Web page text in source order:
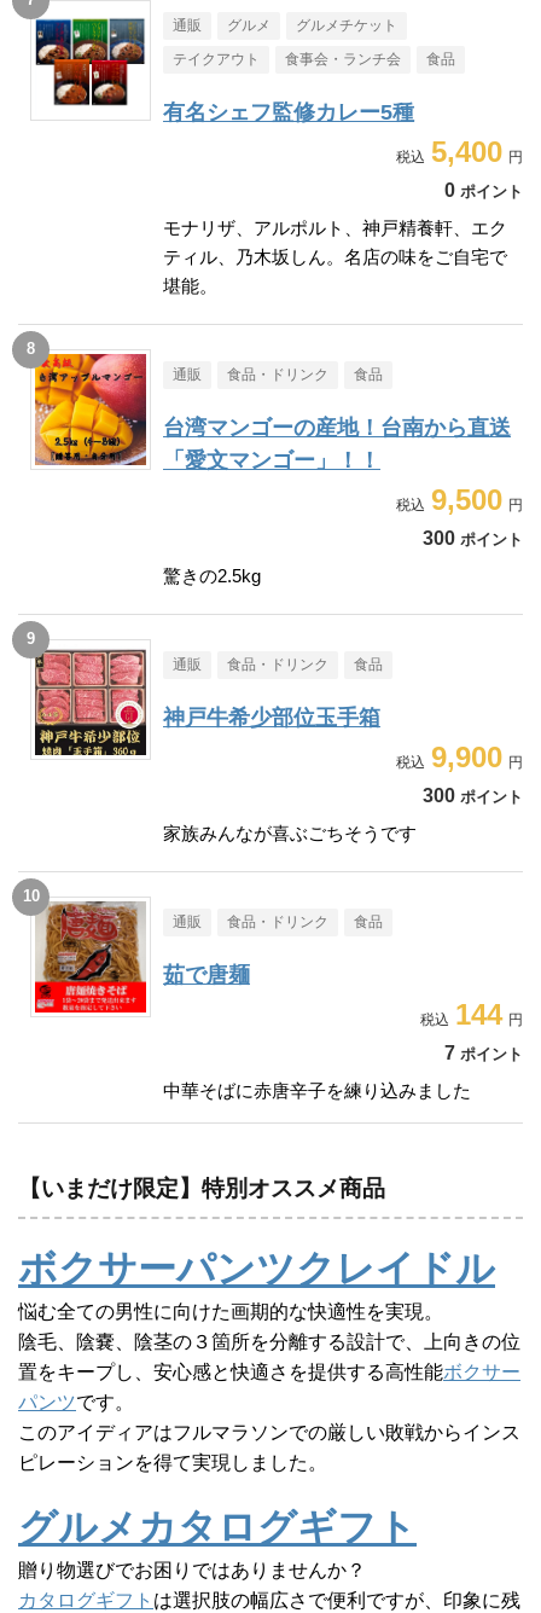
通販 グルメ グルメチケット
テイクアウト 食事会・ランチ会 食品
有名シェフ監修カレー5種
5,400
0 ポイント
モナリザ、アルポルト、神戸精養軒、エク
ティル、乃木坂しん。名店の味をご自宅で
堪能。
通販 食品・ドリンク 食品
台湾マンゴーの産地！台南から直送
「愛文マンゴー」！！
9,500
300 ポイント
驚きの2.5kg
通販 食品・ドリンク 食品
神戸牛希少部位玉手箱
9,900
300 ポイント
家族みんなが喜ぶごちそうです
通販 食品・ドリンク 食品
茹で唐麺
144
7 ポイント
中華そばに赤唐辛子を練り込みました
【いまだけ限定】特別オススメ商品
ボクサーパンツクレイドル
悩む全ての男性に向けた画期的な快適性を実現。
陰毛、陰嚢、陰茎の３箇所を分離する設計で、上向きの位
置をキープし、安心感と快適さを提供する高性能ボクサー
パンツです。
このアイディアはフルマラソンでの厳しい敗戦からインス
ピレーションを得て実現しました。
グルメカタログギフト
贈り物選びでお困りではありませんか？
カタログギフト は選択肢の幅広さで便利ですが、印象に残